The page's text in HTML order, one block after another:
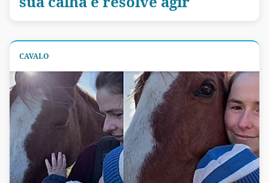
CAVALO